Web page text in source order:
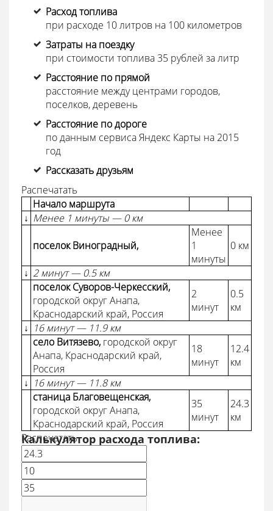
Расход топлива
при расходе 10 литров на 100 километров
Затраты на поездку
при стоимости топлива 35 рублей за литр
Расстояние по прямой
расстояние между центрами городов,
поселков, деревень
Расстояние по дороге
по данным сервиса Яндекс Карты на 2015
год
Рассказать друзьям
Распечатать
Начало маршрута
↓ Менее 1 минуты — 0 км
поселок Виноградный,
Менее
1
минуты
0 км
↓ 2 минут — 0.5 км
поселок Суворов-Черкесский,
городской округ Анапа,
Краснодарский край, Россия
2
минут
0.5
км
↓ 16 минут — 11.9 км
село Витязево, городской округ
Анапа, Краснодарский край,
Россия
18
минут
12.4
км
↓ 16 минут — 11.8 км
станица Благовещенская,
городской округ Анапа,
Краснодарский край, Россия
35
минут
24.3
км
Распечатать
Калькулятор расхода топлива: